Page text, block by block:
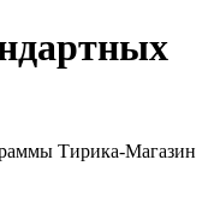
Тирика-Магазин